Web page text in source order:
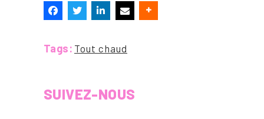
Tags: Tout chaud
SUIVEZ-NOUS